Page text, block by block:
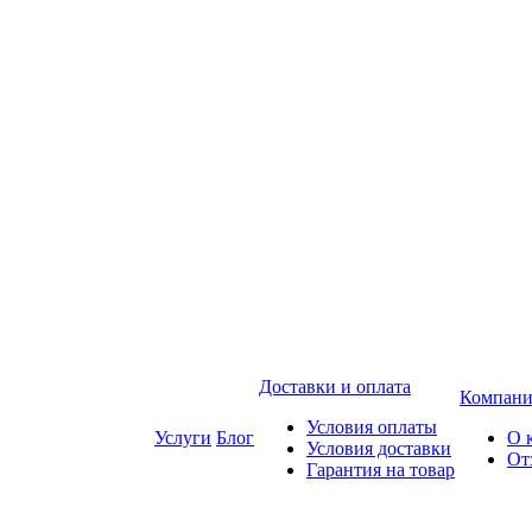
Услуги Блог
Доставки и оплата
Условия оплаты
Условия доставки
Гарантия на товар
О